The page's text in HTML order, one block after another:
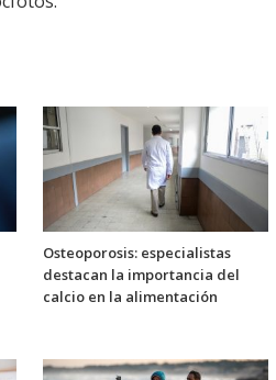
Osteoporosis: especialistas
destacan la importancia del
calcio en la alimentación